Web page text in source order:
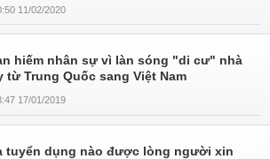
11/02/2020
hiếm nhân sự vì làn sóng "di cư" nhà
từ Trung Quốc sang Việt Nam
17/01/2019
tuyển dụng nào được lòng người xin